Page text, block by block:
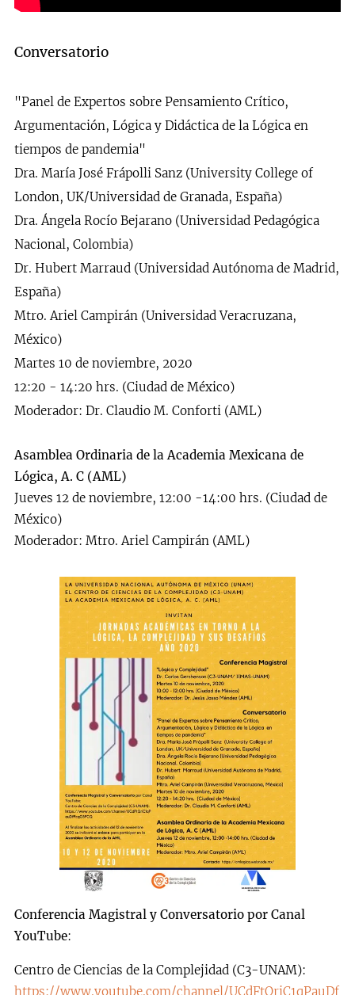
Conversatorio
"Panel de Expertos sobre Pensamiento Crítico,
Argumentación, Lógica y Didáctica de la Lógica en
tiempos de pandemia"
Dra. María José Frápolli Sanz (University College of
London, UK/Universidad de Granada, España)
Dra. Ángela Rocío Bejarano (Universidad Pedagógica
Nacional, Colombia)
Dr. Hubert Marraud (Universidad Autónoma de Madrid,
España)
Mtro. Ariel Campirán (Universidad Veracruzana,
México)
Martes 10 de noviembre, 2020
12:20 - 14:20 hrs. (Ciudad de México)
Moderador: Dr. Claudio M. Conforti (AML)
Asamblea Ordinaria de la Academia Mexicana de
Lógica, A. C (AML)
Jueves 12 de noviembre, 12:00 -14:00 hrs. (Ciudad de
México)
Moderador: Mtro. Ariel Campirán (AML)
Conferencia Magistral y Conversatorio por Canal
YouTube:
Centro de Ciencias de la Complejidad (C3-UNAM):
https://www.youtube.com/channel/UCdFtQriC1qPauDf